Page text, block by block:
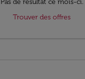
Pas de résultat ce mois-ci.
Trouver des offres